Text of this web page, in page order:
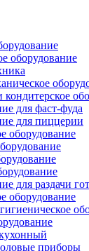
оборудование
кондитерское
для фаст-фуда
для пиццерии
оборудование
для раздачи
оборудование
приборы